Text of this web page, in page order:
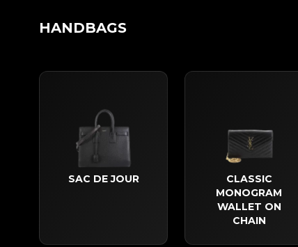
HANDBAGS
SAC DE JOUR
CLASSIC
MONOGRAM
WALLET ON
CHAIN